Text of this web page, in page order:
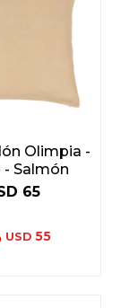
Olimpia -
- Salmón
65
USD 55